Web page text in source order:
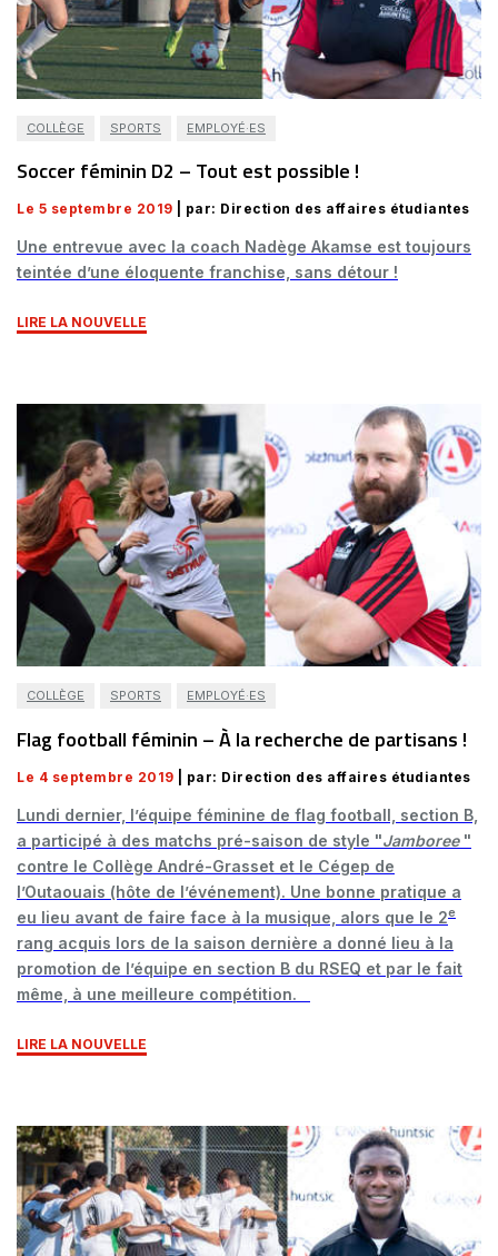
COLLÈGE SPORTS EMPLOYÉ·ES
Soccer féminin D2 – Tout est possible !
Le 5 septembre 2019 | par: Direction des affaires étudiantes
Une entrevue avec la coach Nadège Akamse est toujours
teintée d’une éloquente franchise, sans détour !
LIRE LA NOUVELLE
COLLÈGE SPORTS EMPLOYÉ·ES
Flag football féminin – À la recherche de partisans !
Le 4 septembre 2019 | par: Direction des affaires étudiantes
Lundi dernier, l’équipe féminine de flag football, section B,
a participé à des matchs pré-saison de style "Jamboree "
contre le Collège André-Grasset et le Cégep de
l’Outaouais (hôte de l’événement). Une bonne pratique a
eu lieu avant de faire face à la musique, alors que le 2e
rang acquis lors de la saison dernière a donné lieu à la
promotion de l’équipe en section B du RSEQ et par le fait
même, à une meilleure compétition.
LIRE LA NOUVELLE